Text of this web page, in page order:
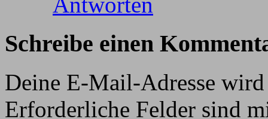
Schreibe einen
Deine E-Mail-Adresse
Erforderliche Felder sind